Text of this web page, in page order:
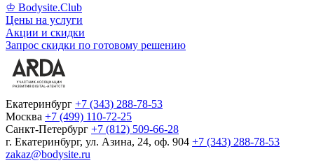
♔ Bodysite.Club
Цены на услуги
Акции и скидки
Запрос скидки по готовому решению
Екатеринбург +7 (343) 288-78-53
Москва +7 (499) 110-72-25
Санкт-Петербург +7 (812) 509-66-28
г. Екатеринбург, ул. Азина, 24, оф. 904 +7 (343) 288-78-53
zakaz@bodysite.ru